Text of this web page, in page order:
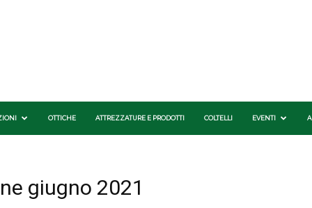
OTTICHE ATTREZZATURE E PRODOTTI COLTELLI EVENTI
giugno 2021